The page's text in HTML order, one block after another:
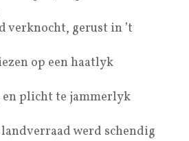
verknocht, gerust in ’t
op een haatlyk
plicht te jammerlyk
werd schendig